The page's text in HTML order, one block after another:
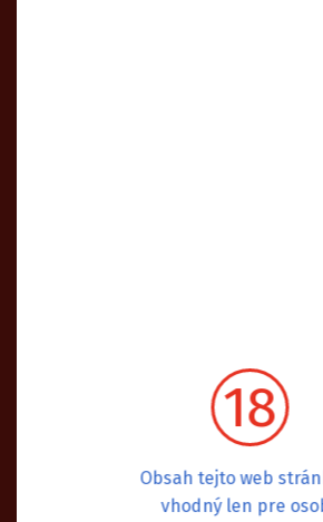
18
Obsah tejto web
vhodný len pre